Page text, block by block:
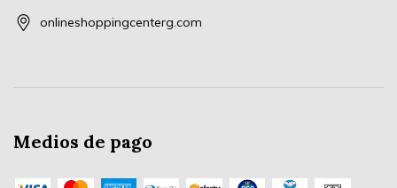
onlineshoppingcenterg.com
Medios de pago